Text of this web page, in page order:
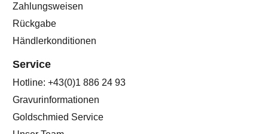
Zahlungsweisen
Rückgabe
Händlerkonditionen
Service
Hotline: +43(0)1 886 24 93
Gravurinformationen
Goldschmied Service